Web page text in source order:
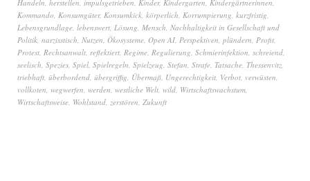
Handeln, herstellen, impulsgetrieben, Kinder, Kindergarten, Kindergärtnerinnen,
Kommando, Konsumgüter, Konsumkick, körperlich, Korrumpierung, kurzfristig,
Lebensgrundlage, lebenswert, Lösung, Mensch, Nachhaltigkeit in Gesellschaft und
Politik, narzisstisch, Nutzen, Ökosysteme, Open AI, Perspektiven, plündern, Profit,
Protest, Rechtsanwalt, reflektiert, Regime, Regulierung, Schmierinfektion, schreiend,
seelisch, Spezies, Spiel, Spielregeln, Spielzeug, Stefan, Strafe, Tatsache, Thessenvitz,
triebhaft, überbordend, übergriffig, Übermaß, Ungerechtigkeit, Verbot, verwüsten,
vollkoten, wegwerfen, werden, westliche Welt, wild, Wirtschaftswachstum,
Wirtschaftsweise, Wohlstand, zerstören, Zukunft